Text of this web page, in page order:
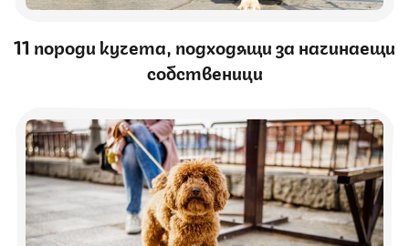
11 породи кучета, подходящи за начинаещи
собственици